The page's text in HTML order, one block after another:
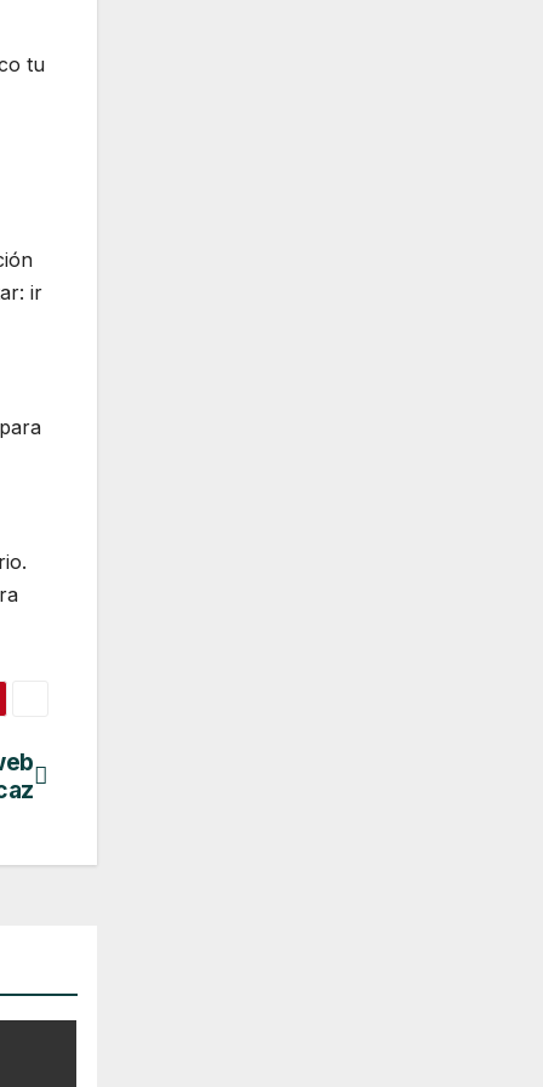
tu
ir